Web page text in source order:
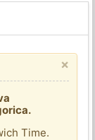
×
Time.